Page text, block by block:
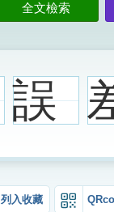
全文檢索
誤
列入收藏